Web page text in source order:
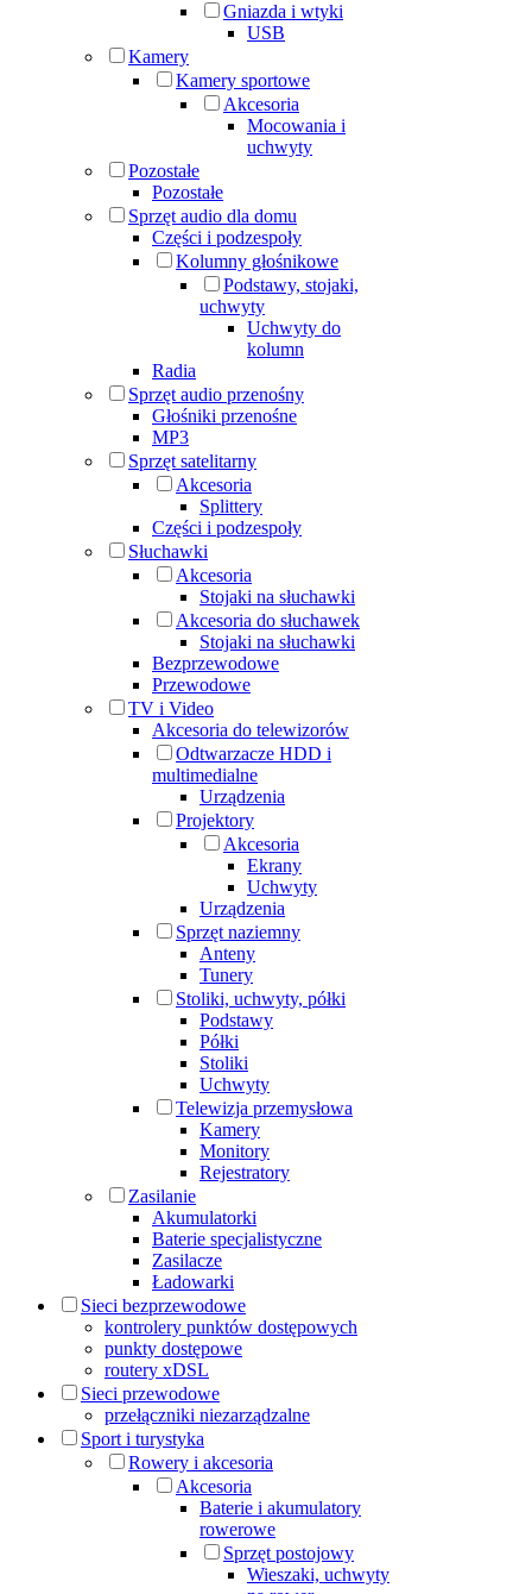
Gniazda i wtyki
USB
Kamery
Kamery sportowe
Akcesoria
Mocowania i
uchwyty
Pozostałe
Pozostałe
Sprzęt audio dla domu
Części i podzespoły
Kolumny głośnikowe
Podstawy, stojaki,
uchwyty
Uchwyty do
kolumn
Radia
Sprzęt audio przenośny
Głośniki przenośne
MP3
Sprzęt satelitarny
Akcesoria
Splittery
Części i podzespoły
Słuchawki
Akcesoria
Stojaki na słuchawki
Akcesoria do słuchawek
Stojaki na słuchawki
Bezprzewodowe
Przewodowe
TV i Video
Akcesoria do telewizorów
Odtwarzacze HDD i
multimedialne
Urządzenia
Projektory
Akcesoria
Ekrany
Uchwyty
Urządzenia
Sprzęt naziemny
Anteny
Tunery
Stoliki, uchwyty, półki
Podstawy
Półki
Stoliki
Uchwyty
Telewizja przemysłowa
Kamery
Monitory
Rejestratory
Zasilanie
Akumulatorki
Baterie specjalistyczne
Zasilacze
Ładowarki
Sieci bezprzewodowe
kontrolery punktów dostępowych
punkty dostępowe
routery xDSL
Sieci przewodowe
przełączniki niezarządzalne
Sport i turystyka
Rowery i akcesoria
Akcesoria
Baterie i akumulatory
rowerowe
Sprzęt postojowy
Wieszaki, uchwyty